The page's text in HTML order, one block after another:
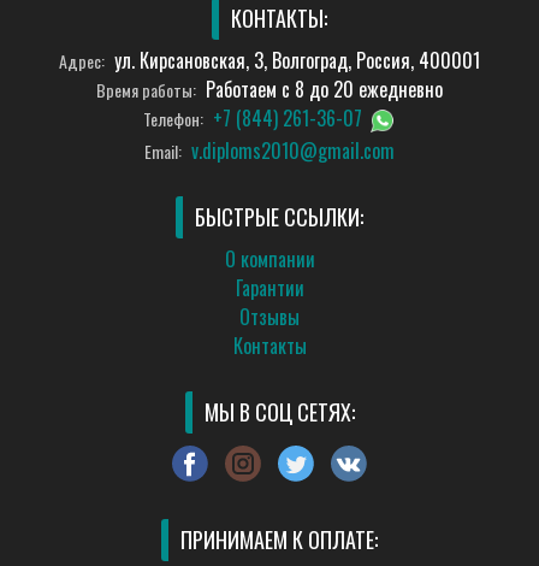
КОНТАКТЫ:
Адрес: ул. Кирсановская, 3, Волгоград, Россия, 400001
Время работы: Работаем с 8 до 20 ежедневно
Телефон: +7 (844) 261-36-07
Email: v.diploms2010@gmail.com
БЫСТРЫЕ ССЫЛКИ:
О компании
Гарантии
Отзывы
Контакты
МЫ В СОЦ СЕТЯХ:
ПРИНИМАЕМ К ОПЛАТЕ: